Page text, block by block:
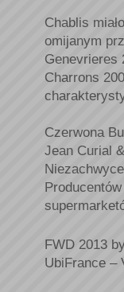
Chablis
omijanym
Genevrieres
Charrons
Czerwona
Jean Curial
FWD 2013
UbiFrance –